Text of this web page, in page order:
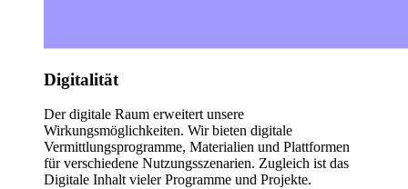
Digitalität
Der digitale Raum erweitert unsere
Wirkungsmöglichkeiten. Wir bieten digitale
Vermittlungsprogramme, Materialien und Plattformen
für verschiedene Nutzungsszenarien. Zugleich ist das
Digitale Inhalt vieler Programme und Projekte.